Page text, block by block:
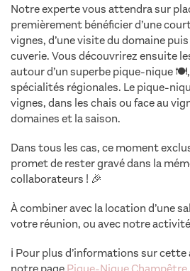
Notre experte vous attendra sur
premièrement bénéficier d’une
vignes, d’une visite du domaine
cuverie. Vous découvrirez ensuite
autour d’un superbe pique-nique
spécialités régionales. Le pique-
vignes, dans les chais ou face au
domaines et la saison.
Dans tous les cas, ce moment
promet de rester gravé dans la
collaborateurs ! 🎉
À combiner avec la location d’une
votre réunion, ou avec notre
ℹ️ Pour plus d’informations sur